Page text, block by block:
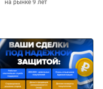
на рынке 9 лет